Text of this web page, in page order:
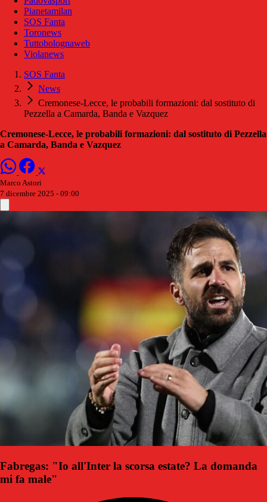
Pianetamilan
SOS Fanta
Toronews
Tuttobolognaweb
Violanews
SOS Fanta
News
Cremonese-Lecce, le probabili formazioni: dal sostituto di
Pezzella a Camarda, Banda e Vazquez
Cremonese-Lecce, le probabili formazioni: dal sostituto di Pezzella
a Camarda, Banda e Vazquez
Marco Astori
7 dicembre 2025 - 09:00
Fabregas: "Io all'Inter la scorsa estate? La domanda
mi fa male"